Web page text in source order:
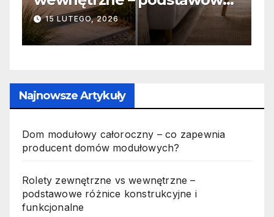
różnice konstrukcyjne i
funkcjonalne
15 LUTEGO, 2026
Najnowsze Artykuły
Dom modułowy całoroczny – co zapewnia
producent domów modułowych?
Rolety zewnętrzne vs wewnętrzne –
podstawowe różnice konstrukcyjne i
funkcjonalne